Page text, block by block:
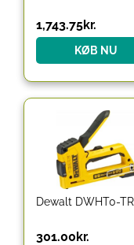
1,743.75kr.
KØB NU
301.00kr.